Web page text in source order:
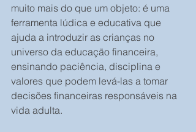
muito mais do que um objeto: é uma
ferramenta lúdica e educativa que
ajuda a introduzir as crianças no
universo da educação financeira,
ensinando paciência, disciplina e
valores que podem levá-las a tomar
decisões financeiras responsáveis na
vida adulta.